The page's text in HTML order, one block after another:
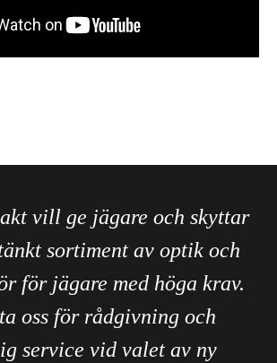
vill ge jägare och skyttar
sortiment av optik och
för jägare med höga krav.
oss för rådgivning och
service vid valet av ny